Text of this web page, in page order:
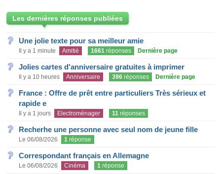
Les dernières réponses publiées
Une jolie texte pour sa meilleur amie
Il y a 1 minute Amitié 1661 réponses Dernière page
Jolies cartes d'anniversaire gratuites à imprimer
Il y a 10 heures Anniversaire 396 réponses Dernière page
France : Offre de prêt entre particuliers Très sérieux et
rapide e
Il y a 1 jours Electroménager 11 réponses
Recherhe une personne avec seul nom de jeune fille
Le 06/08/2026 1 réponse
Correspondant français en Allemagne
Le 06/08/2026 Cinéma 1 réponse